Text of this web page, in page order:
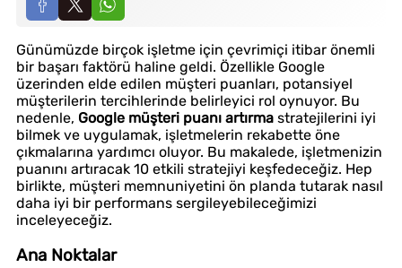
Günümüzde birçok işletme için çevrimiçi itibar önemli
bir başarı faktörü haline geldi. Özellikle Google
üzerinden elde edilen müşteri puanları, potansiyel
müşterilerin tercihlerinde belirleyici rol oynuyor. Bu
nedenle, Google müşteri puanı artırma stratejilerini iyi
bilmek ve uygulamak, işletmelerin rekabette öne
çıkmalarına yardımcı oluyor. Bu makalede, işletmenizin
puanını artıracak 10 etkili stratejiyi keşfedeceğiz. Hep
birlikte, müşteri memnuniyetini ön planda tutarak nasıl
daha iyi bir performans sergileyebileceğimizi
inceleyeceğiz.
Ana Noktalar